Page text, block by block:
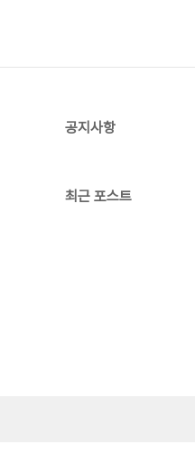
공지사항
최근 포스트